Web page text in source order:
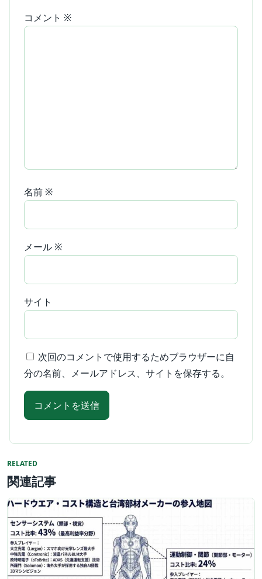
コメント ※
名前 ※
メール ※
サイト
次回のコメントで使用するためブラウザーに自
分の名前、メールアドレス、サイトを保存する。
RELATED
関連記事